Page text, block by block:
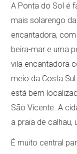
A Ponta do Sol é
mais solarengo
encantadora,
beira-mar e uma
vila encantadora
meio da Costa
está bem
São Vicente. A
a praia de calhau,
É muito central